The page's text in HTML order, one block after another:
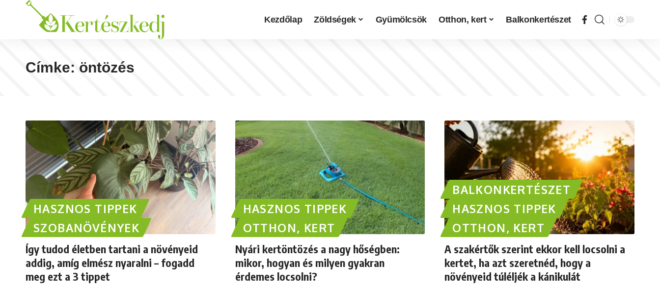
Kezdőlap Zöldségek Gyümölcsök Otthon, kert Balkonkertészet
Címke: öntözés
HASZNOS TIPPEK
SZOBANÖVÉNYEK
Így tudod életben tartani a növényeid
addig, amíg elmész nyaralni – fogadd
meg ezt a 3 tippet
HASZNOS TIPPEK
OTTHON, KERT
Nyári kertöntözés a nagy hőségben:
mikor, hogyan és milyen gyakran
érdemes locsolni?
BALKONKERTÉSZET
HASZNOS TIPPEK
OTTHON, KERT
A szakértők szerint ekkor kell locsolni a
kertet, ha azt szeretnéd, hogy a
növényeid túléljék a kánikulát